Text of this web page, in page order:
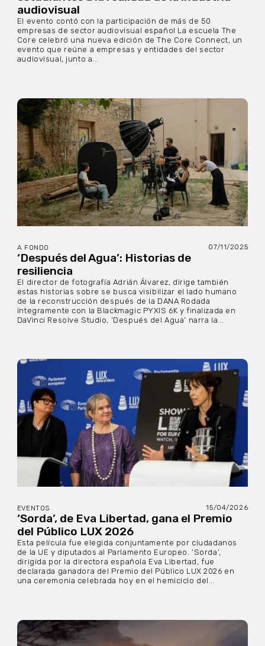
audiovisual
El evento contó con la participación de más de 50
empresas de sector audiovisual español La escuela The
Core celebró una nueva edición de The Core Connect, un
evento que reúne a empresas y entidades del sector
audiovisual, junto a...
A FONDO 07/11/2025
‘Después del Agua’: Historias de
resiliencia
El director de fotografía Adrián Álvarez, dirige también
estas historias sobre se busca visibilizar el lado humano
de la reconstrucción después de la DANA Rodada
íntegramente con la Blackmagic PYXIS 6K y finalizada en
DaVinci Resolve Studio, ‘Después del Agua’ narra la...
EVENTOS 15/04/2026
‘Sorda’, de Eva Libertad, gana el Premio
del Público LUX 2026
Esta película fue elegida conjuntamente por ciudadanos
de la UE y diputados al Parlamento Europeo. ‘Sorda’,
dirigida por la directora española Eva Libertad, fue
declarada ganadora del Premio del Público LUX 2026 en
una ceremonia celebrada hoy en el hemiciclo del...